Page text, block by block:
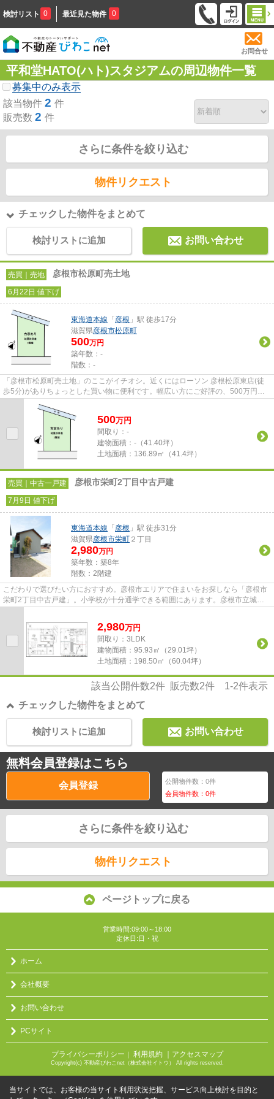
検討リスト 0 最近見た物件 0
お問合せ
平和堂HATO(ハト)スタジアムの周辺物件一覧
募集中のみ表示
該当物件 2 件
販売数 2 件
さらに条件を絞り込む
物件リクエスト
チェックした物件をまとめて
検討リストに追加 お問い合わせ
売買｜売地 彦根市松原町売土地
6月22日 値下げ
東海道本線 「 彦根 」駅 徒歩17分
滋賀県彦根市松原町
500万円
築年数：-
階数：-
「彦根市松原町売土地」のここがイチオシ。近くにはローソン 彦根松原東店(徒
歩5分)がありちょっとした買い物に便利です。幅広い方にご好評の、500万円の
500万円
間取り：-
建物面積： -（41.40坪）
土地面積： 136.89㎡（41.4坪）
売買｜中古一戸建 彦根市栄町2丁目中古戸建
7月9日 値下げ
東海道本線 「 彦根 」駅 徒歩31分
滋賀県彦根市栄町 ２丁目
2,980万円
築年数：築8年
階数：2階建
こだわりで選びたい方におすすめ。彦根市エリアで住まいをお探しなら「彦根市
栄町2丁目中古戸建」。小学校が十分通学できる範囲にあります。彦根市立城西
2,980万円
間取り：3LDK
建物面積： 95.93㎡（29.01坪）
土地面積： 198.50㎡（60.04坪）
該当公開件数2件 販売数2件 1-2件表示
チェックした物件をまとめて
お問い合わせ
検討リストに追加
無料会員登録はこちら
会員登録 公開物件数：0件
会員物件数：0件
さらに条件を絞り込む
物件リクエスト
ページトップに戻る
営業時間:09:00～18:00
定休日:日・祝
ホーム
会社概要
お問い合わせ
PCサイト
プライバシーポリシー ｜ 利用規約 ｜アクセスマップ
Copyright(c) 不動産びわこnet（株式会社イトウ） All rights reserved.
当サイトでは、お客様の当サイト利用状況把握、サービス向上検討を目的と